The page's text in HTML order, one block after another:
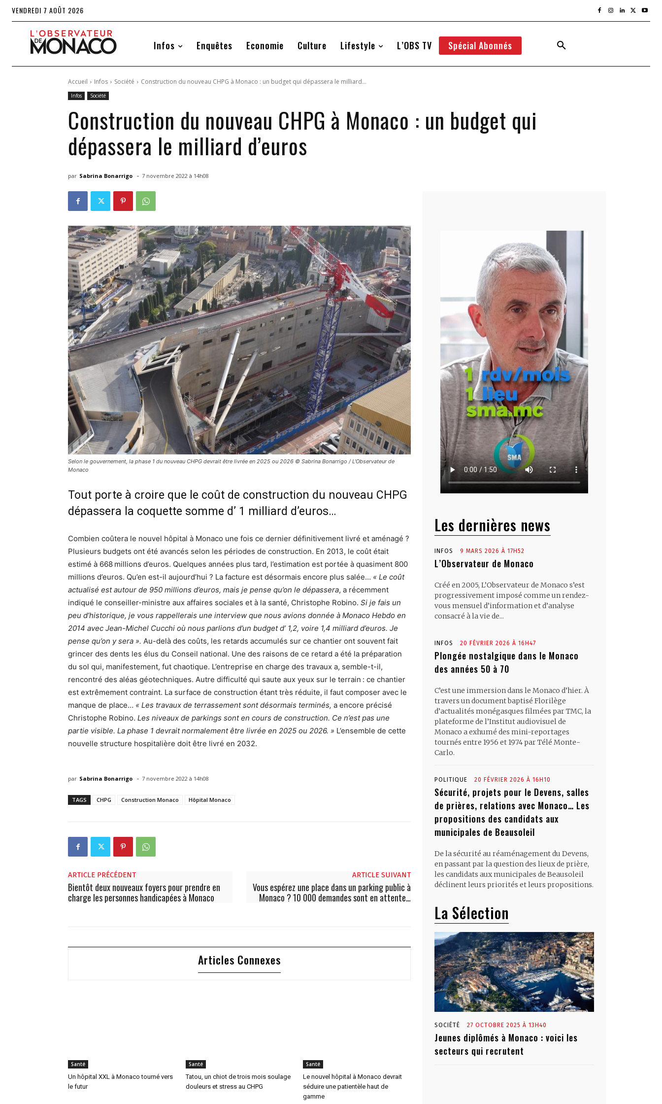
VENDREDI 7 AOÛT 2026
Infos Enquêtes Economie Culture Lifestyle L’OBS TV Spécial Abonnés
Accueil Infos Société Construction du nouveau CHPG à Monaco : un budget qui dépassera le milliard...
Infos Société
Construction du nouveau CHPG à Monaco : un budget qui
dépassera le milliard d’euros
par Sabrina Bonarrigo - 7 novembre 2022 à 14h08
Selon le gouvernement, la phase 1 du nouveau CHPG devrait être livrée en 2025 ou 2026 © Sabrina Bonarrigo / L'Observateur de
Monaco
Tout porte à croire que le coût de construction du nouveau CHPG
dépassera la coquette somme d’ 1 milliard d’euros…
Combien coûtera le nouvel hôpital à Monaco une fois ce dernier définitivement livré et aménagé ?
Plusieurs budgets ont été avancés selon les périodes de construction. En 2013, le coût était
estimé à 668 millions d’euros. Quelques années plus tard, l’estimation est portée à quasiment 800
millions d’euros. Qu’en est-il aujourd’hui ? La facture est désormais encore plus salée… « Le coût
actualisé est autour de 950 millions d’euros, mais je pense qu’on le dépassera, a récemment
indiqué le conseiller-ministre aux affaires sociales et à la santé, Christophe Robino. Si je fais un
peu d’historique, je vous rappellerais une interview que nous avions donnée à Monaco Hebdo en
2014 avec Jean-Michel Cucchi où nous parlions d’un budget d’ 1,2, voire 1,4 milliard d’euros. Je
pense qu’on y sera ». Au-delà des coûts, les retards accumulés sur ce chantier ont souvent fait
grincer des dents les élus du Conseil national. Une des raisons de ce retard a été la préparation
du sol qui, manifestement, fut chaotique. L’entreprise en charge des travaux a, semble-t-il,
rencontré des aléas géotechniques. Autre difficulté qui saute aux yeux sur le terrain : ce chantier
est extrêmement contraint. La surface de construction étant très réduite, il faut composer avec le
manque de place… « Les travaux de terrassement sont désormais terminés, a encore précisé
Christophe Robino. Les niveaux de parkings sont en cours de construction. Ce n’est pas une
partie visible. La phase 1 devrait normalement être livrée en 2025 ou 2026. » L’ensemble de cette
nouvelle structure hospitalière doit être livré en 2032.
par Sabrina Bonarrigo - 7 novembre 2022 à 14h08
TAGS CHPG Construction Monaco Hôpital Monaco
ARTICLE PRÉCÉDENT
Bientôt deux nouveaux foyers pour prendre en
charge les personnes handicapées à Monaco
ARTICLE SUIVANT
Vous espérez une place dans un parking public à
Monaco ? 10 000 demandes sont en attente…
Articles Connexes
Santé
Un hôpital XXL à Monaco tourné vers
le futur
Santé
Tatou, un chiot de trois mois soulage
douleurs et stress au CHPG
Santé
Le nouvel hôpital à Monaco devrait
séduire une patientèle haut de
gamme
Les dernières news
INFOS 9 MARS 2026 À 17H52
L’Observateur de Monaco
Créé en 2005, L’Observateur de Monaco s’est
progressivement imposé comme un rendez-
vous mensuel d’information et d’analyse
consacré à la vie de...
INFOS 20 FÉVRIER 2026 À 16H47
Plongée nostalgique dans le Monaco
des années 50 à 70
C’est une immersion dans le Monaco d’hier. À
travers un document baptisé Florilège
d’actualités monégasques filmées par TMC, la
plateforme de l’Institut audiovisuel de
Monaco a exhumé des mini-reportages
tournés entre 1956 et 1974 par Télé Monte-
Carlo.
POLITIQUE 20 FÉVRIER 2026 À 16H10
Sécurité, projets pour le Devens, salles
de prières, relations avec Monaco… Les
propositions des candidats aux
municipales de Beausoleil
De la sécurité au réaménagement du Devens,
en passant par la question des lieux de prière,
les candidats aux municipales de Beausoleil
déclinent leurs priorités et leurs propositions.
La Sélection
SOCIÉTÉ 27 OCTOBRE 2025 À 13H40
Jeunes diplômés à Monaco : voici les
secteurs qui recrutent